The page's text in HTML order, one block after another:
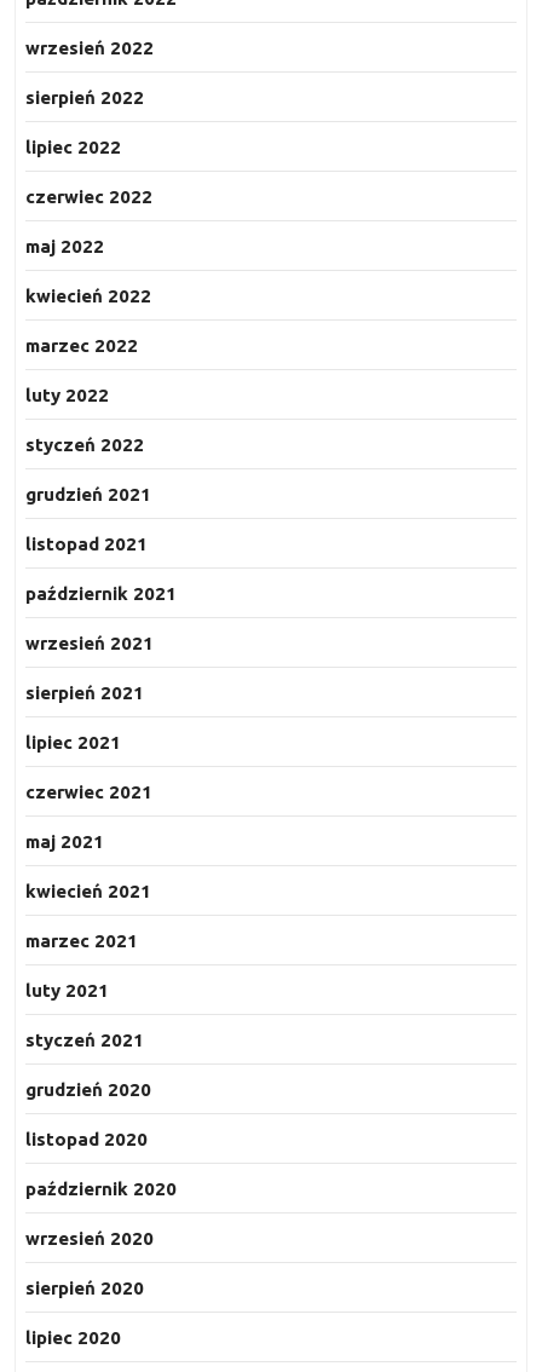
wrzesień 2022
sierpień 2022
lipiec 2022
czerwiec 2022
maj 2022
kwiecień 2022
marzec 2022
luty 2022
styczeń 2022
grudzień 2021
listopad 2021
październik 2021
wrzesień 2021
sierpień 2021
lipiec 2021
czerwiec 2021
maj 2021
kwiecień 2021
marzec 2021
luty 2021
styczeń 2021
grudzień 2020
listopad 2020
październik 2020
wrzesień 2020
sierpień 2020
lipiec 2020